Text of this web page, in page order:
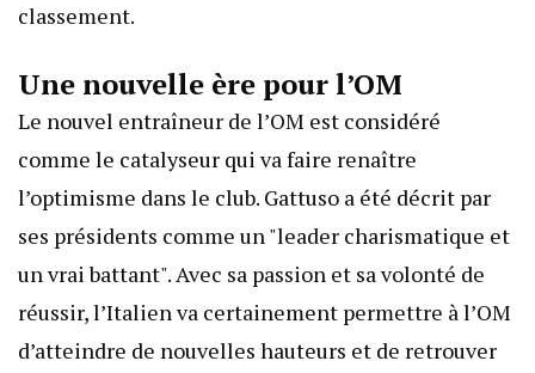
classement.
Une nouvelle ère pour l’OM
Le nouvel entraîneur de l’OM est considéré
comme le catalyseur qui va faire renaître
l’optimisme dans le club. Gattuso a été décrit par
ses présidents comme un "leader charismatique et
un vrai battant". Avec sa passion et sa volonté de
réussir, l’Italien va certainement permettre à l’OM
d’atteindre de nouvelles hauteurs et de retrouver